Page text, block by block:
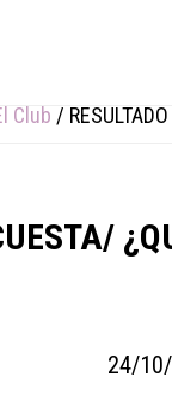
Club /
24/